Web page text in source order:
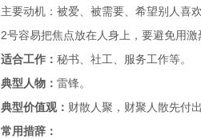
主要动机：被爱、被需要、希望别人喜
2号容易把焦点放在人身上，要避免用激
适合工作：秘书、社工、服务工作等。
典型人物：雷锋。
典型价值观： 财散人聚，财聚人散先付
常用措辞：